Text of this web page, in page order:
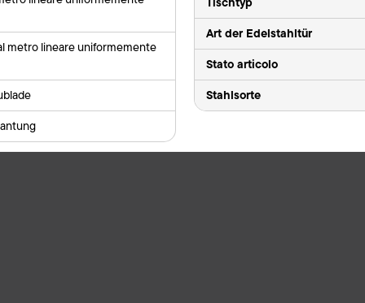
metro lineare uniformemente
Art der Edelstahltür
Stato articolo
Stahlsorte